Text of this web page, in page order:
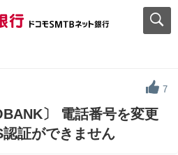
7
〕 電話番号を変更
認証ができません